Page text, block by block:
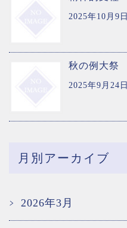
2025年10月9日
秋の例大祭
2025年9月24日
月別アーカイブ
2026年3月